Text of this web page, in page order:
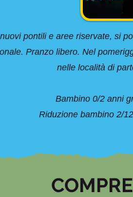
pontili e aree riservate, si
Pranzo libero. Nel
nelle località di
Bambino 0/2 anni
Riduzione bambino 2/